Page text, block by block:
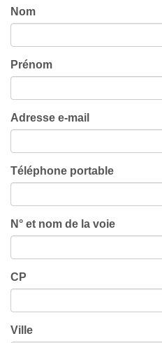
Nom
Prénom
Adresse e-mail
Téléphone portable
N° et nom de la voie
CP
Ville